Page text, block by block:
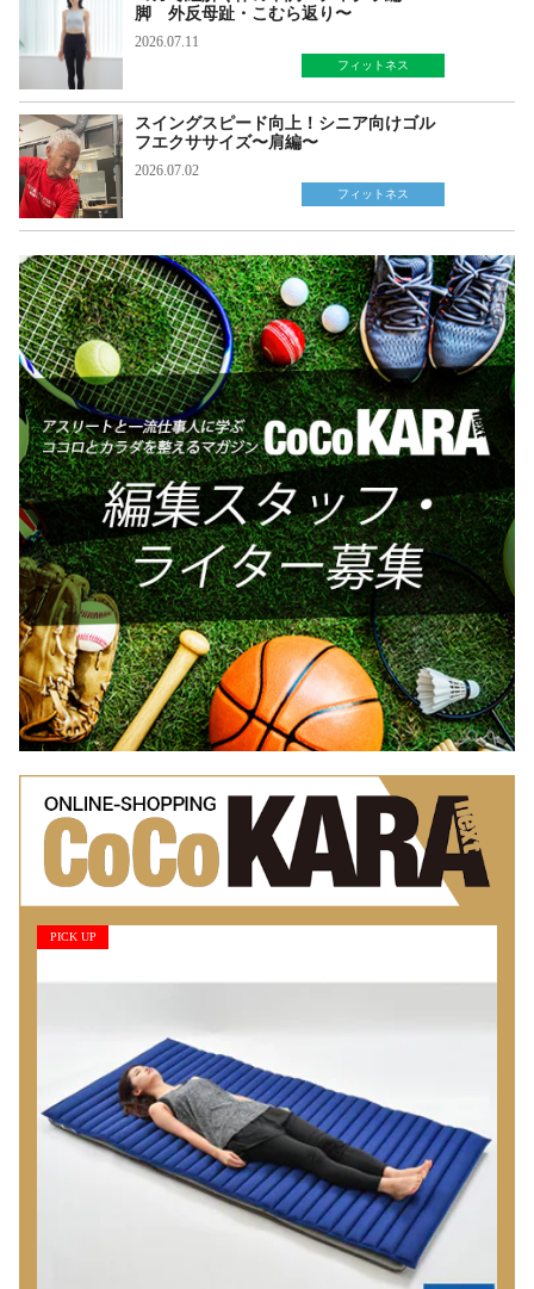
脚 外反母趾・こむら返り〜
2026.07.11
フィットネス
スイングスピード向上！シニア向けゴル
フエクササイズ〜肩編〜
2026.07.02
フィットネス
PICK UP